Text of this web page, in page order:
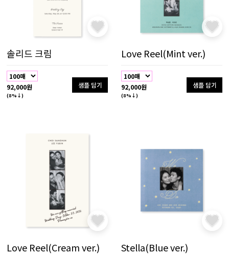
솔리드 크림
92,000원
(8%↓)
샘플 담기
Love Reel(Mint ver.)
92,000원
(8%↓)
샘플 담기
Love Reel(Cream ver.) Stella(Blue ver.)